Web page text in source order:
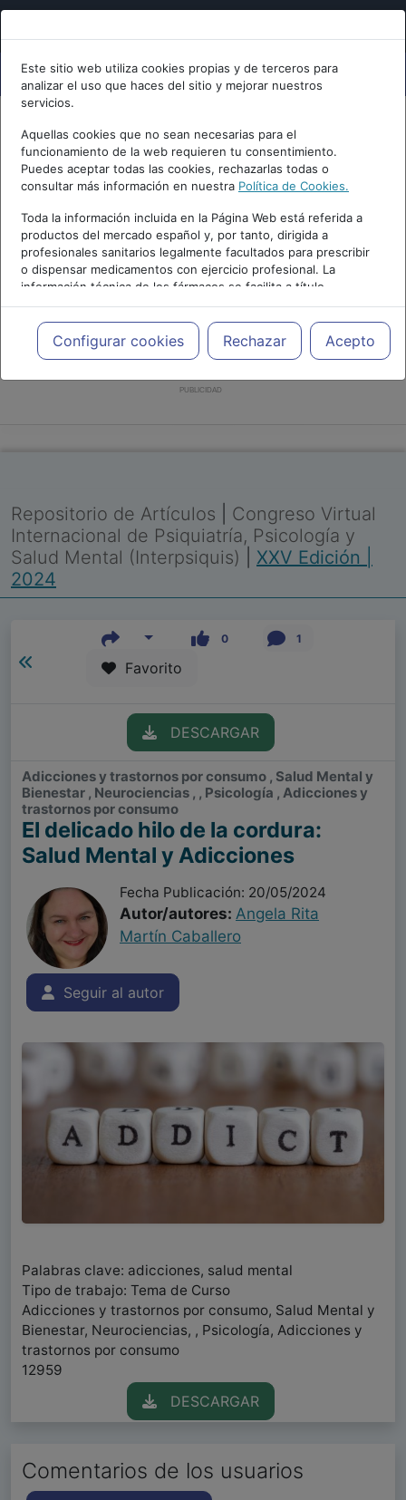
Este sitio web utiliza cookies propias y de terceros para
analizar el uso que haces del sitio y mejorar nuestros
servicios.
Aquellas cookies que no sean necesarias para el
funcionamiento de la web requieren tu consentimiento.
Puedes aceptar todas las cookies, rechazarlas todas o
consultar más información en nuestra Política de Cookies.
Toda la información incluida en la Página Web está referida a
productos del mercado español y, por tanto, dirigida a
profesionales sanitarios legalmente facultados para prescribir
o dispensar medicamentos con ejercicio profesional. La
información técnica de los fármacos se facilita a título
meramente informativo, siendo responsabilidad de los
profesionales facultados prescribir medicamentos y decidir, en
cada caso concreto, el tratamiento más adecuado a las
necesidades del paciente.
Configurar cookies Rechazar Acepto
PUBLICIDAD
Repositorio de Artículos
Congreso Virtual
Internacional de Psiquiatría, Psicología y
Salud Mental (Interpsiquis)
XXV Edición |
2024
0 1
Favorito
DESCARGAR
Adicciones y trastornos por consumo , Salud Mental y
Bienestar , Neurociencias , , Psicología , Adicciones y
trastornos por consumo
El delicado hilo de la cordura:
Salud Mental y Adicciones
Fecha Publicación: 20/05/2024
Autor/autores: Angela Rita
Martín Caballero
Seguir al autor
Palabras clave: adicciones, salud mental
Tipo de trabajo: Tema de Curso
Adicciones y trastornos por consumo, Salud Mental y
Bienestar, Neurociencias, , Psicología, Adicciones y
trastornos por consumo
12959
DESCARGAR
Comentarios de los usuarios